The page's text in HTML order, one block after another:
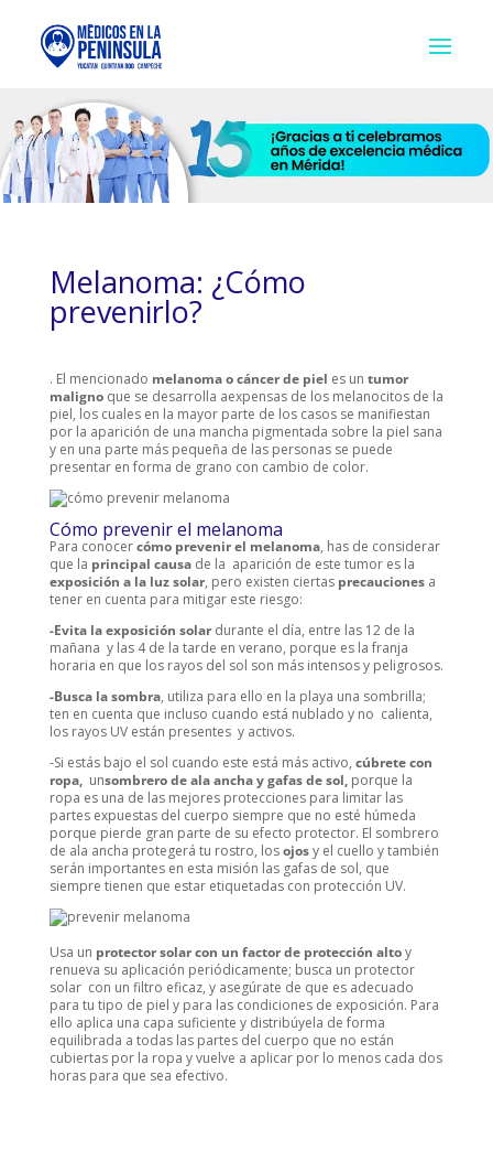
Melanoma: ¿Cómo
prevenirlo?
. El mencionado melanoma o cáncer de piel es un tumor
malignoque se desarrolla aexpensas de los melanocitos de la
piel, los cuales en la mayor parte de los casos se manifiestan
por la aparición de una mancha pigmentada sobre la piel sana
y en una parte más pequeña de las personas se puede
presentar en forma de grano con cambio de color.
Cómo prevenir el melanoma
Para conocercómo prevenir el melanoma, has de considerar
que la principal causade la aparición de este tumor es la
exposición a la luz solar, pero existen ciertas precauciones a
tener en cuenta para mitigar este riesgo:
-Evita la exposición solardurante el día, entre las 12 de la
mañana y las 4 de la tarde en verano, porque es la franja
horaria en que los rayos del sol son más intensos y peligrosos.
-Busca la sombra, utiliza para ello en la playa una sombrilla;
ten en cuenta que incluso cuando está nublado y no calienta,
los rayos UV están presentes y activos.
-Si estás bajo el sol cuando este está más activo, cúbrete con
ropa,unsombrero de ala ancha y gafas de sol,porque la
ropa es una de las mejores protecciones para limitar las
partes expuestas del cuerpo siempre que no esté húmeda
porque pierde gran parte de su efecto protector. El sombrero
de ala ancha protegerá tu rostro, losojosy el cuello y también
serán importantes en esta misión las gafas de sol, que
siempre tienen que estar etiquetadas con protección UV.
Usa un protector solar con un factor de protección altoy
renueva su aplicación periódicamente; busca un protector
solar con un filtro eficaz, y asegúrate de que es adecuado
para tu tipo de piel y para las condiciones de exposición. Para
ello aplica una capa suficiente y distribúyela de forma
equilibrada a todas las partes del cuerpo que no están
cubiertas por la ropa y vuelve a aplicar por lo menos cada dos
horas para que sea efectivo.